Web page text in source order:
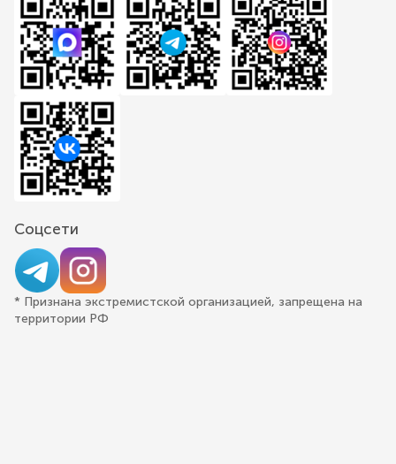
Соцсети
* Признана экстремистской организацией, запрещена на
территории РФ